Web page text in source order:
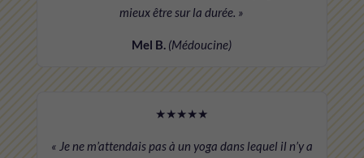
mieux être sur la durée. »
Mel B. (Médoucine)
★★★★★
« Je ne m’attendais pas à un yoga dans lequel il n’y a